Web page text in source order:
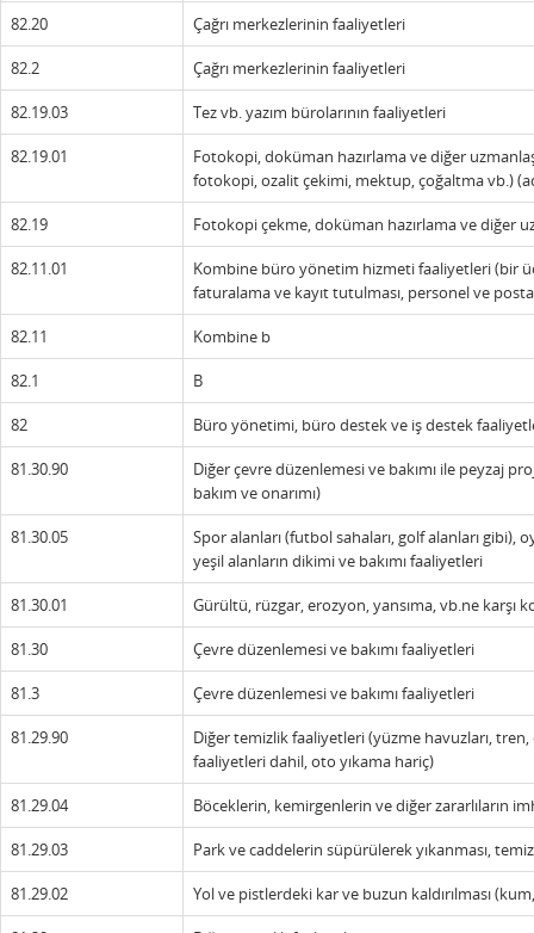
82.20 Çağrı merkezlerinin faaliyetleri
82.2 Çağrı merkezlerinin faaliyetleri
82.19.03 Tez vb. yazım bürolarının faaliyetleri
82.19.01
Fotokopi, doküman hazırlama ve diğer
fotokopi, ozalit çekimi, mektup, çoğaltma vb.)
82.19 Fotokopi çekme, doküman hazırlama ve diğer
82.11.01
Kombine büro yönetim hizmeti faaliyetleri (bir
faturalama ve kayıt tutulması, personel ve
82.11 Kombine b
82.1 B
82 Büro yönetimi, büro destek ve iş destek
81.30.90
Diğer çevre düzenlemesi ve bakımı ile peyzaj
bakım ve onarımı)
81.30.05
Spor alanları (futbol sahaları, golf alanları gibi),
yeşil alanların dikimi ve bakımı faaliyetleri
81.30.01 Gürültü, rüzgar, erozyon, yansıma, vb.ne karşı
81.30 Çevre düzenlemesi ve bakımı faaliyetleri
81.3 Çevre düzenlemesi ve bakımı faaliyetleri
81.29.90
Diğer temizlik faaliyetleri (yüzme havuzları,
faaliyetleri dahil, oto yıkama hariç)
81.29.04 Böceklerin, kemirgenlerin ve diğer zararlıların
81.29.03 Park ve caddelerin süpürülerek yıkanması,
81.29.02 Yol ve pistlerdeki kar ve buzun kaldırılması